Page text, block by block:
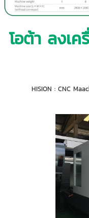
โอต้า ลงเ
HISION : CNC